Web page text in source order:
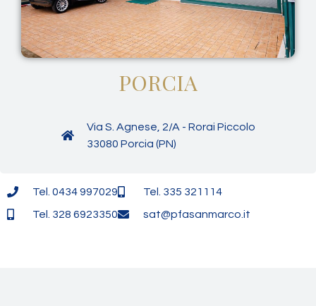
PORCIA
Via S. Agnese, 2/A - Rorai Piccolo
33080 Porcia (PN)
Tel. 0434 997029
Tel. 335 321114
Tel. 328 6923350
sat@pfasanmarco.it